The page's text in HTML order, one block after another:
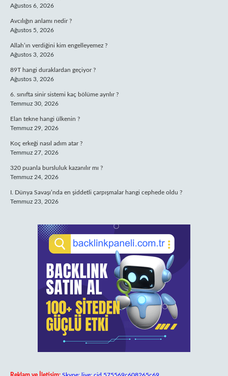
Ağustos 6, 2026
Avcılığın anlamı nedir ?
Ağustos 5, 2026
Allah’ın verdiğini kim engelleyemez ?
Ağustos 3, 2026
89T hangi duraklardan geçiyor ?
Ağustos 3, 2026
6. sınıfta sinir sistemi kaç bölüme ayrılır ?
Temmuz 30, 2026
Elan tekne hangi ülkenin ?
Temmuz 29, 2026
Koç erkeği nasıl adım atar ?
Temmuz 27, 2026
320 puanla bursluluk kazanılır mı ?
Temmuz 24, 2026
I. Dünya Savaşı’nda en şiddetli çarpışmalar hangi cephede oldu ?
Temmuz 23, 2026